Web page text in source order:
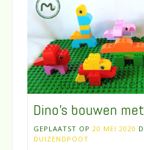
Dino’s bouwen
GEPLAATST OP 20 MEI 2020
DUIZENDPOOT